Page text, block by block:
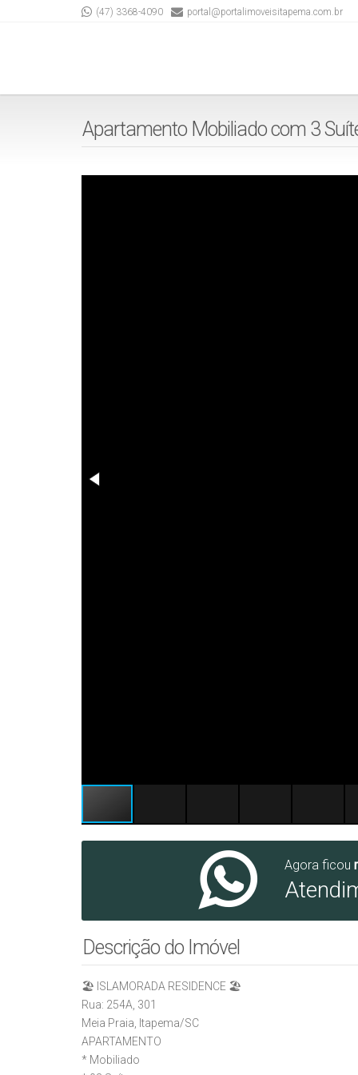
(47) 3368-4090 portal@portalimoveisitapema.com.br
Apartamento Mobiliado com 3
Agora ficou
Descrição do Imóvel
🏖️ ISLAMORADA RESIDENCE 🏖️
Rua: 254A, 301
Meia Praia, Itapema/SC
APARTAMENTO
* Mobiliado